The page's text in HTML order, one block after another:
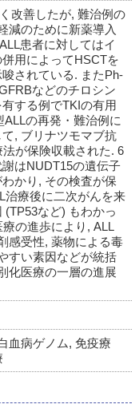
改善したが, 難治例の
減のために新薬導入
患者に対してはイ
用によってHSCTを
されている. またPh-
などのチロシン
する例でTKIの有用
の再発・難治例に
, ブリナツモマブ抗
が保険収載された. 6
はNUDT15の遺伝子
かり, その検査が保
治療後に二次がんを来
(TP53など) もわかっ
の進歩により, ALL
感受性, 薬物による毒
すい素因などが統括
化医療の一層の進展
血病ゲノム, 免疫療